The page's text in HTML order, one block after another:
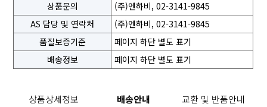
상품문의
(주)엔하비, 02-3141-9845
AS 담당 및 연락처
(주)엔하비, 02-3141-9845
품질보증기준
페이지 하단 별도 표기
배송정보
페이지 하단 별도 표기
상품상세정보 배송안내 교환 및 반품안내